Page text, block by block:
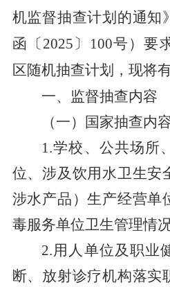
机监督抽查计划的通知
函〔 2025 〕 100号）要
区随机抽查计划，现将
一、监督抽查内容
（一）国家抽查内
1.学校、公共场所
位、涉及饮用水卫生安
涉水产品）生产经营单
毒服务单位卫生管理情况
2.用人单位及职业
断、放射诊疗机构落实